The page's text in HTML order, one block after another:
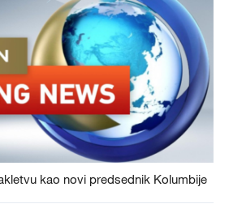
kao novi predsednik Kolumbije